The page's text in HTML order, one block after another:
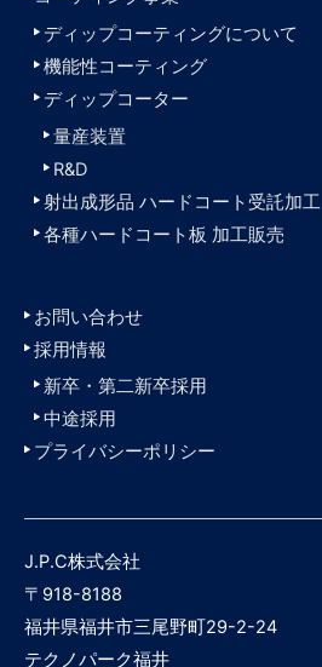
ディップコーティングについて
機能性コーティング
ディップコーター
量産装置
R&D
射出成形品 ハードコート受託加工
各種ハードコート板 加工販売
お問い合わせ
採用情報
新卒・第二新卒採用
中途採用
プライバシーポリシー
J.P.C株式会社
〒918-8188
福井県福井市三尾野町29-2-24
テクノパーク福井